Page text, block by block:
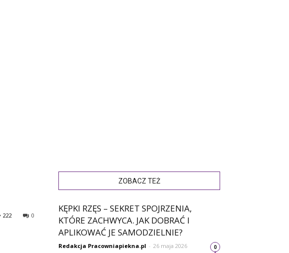
0
222
ZOBACZ TEŻ
KĘPKI RZĘS – SEKRET SPOJRZENIA,
KTÓRE ZACHWYCA. JAK DOBRAĆ I
APLIKOWAĆ JE SAMODZIELNIE?
Redakcja Pracowniapiekna.pl - 26 maja 2026 0